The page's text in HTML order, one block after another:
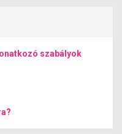
szabályok